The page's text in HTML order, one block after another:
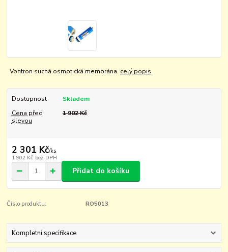
Vontron suchá osmotická membrána. celý popis
Dostupnost
Skladem
Cena před
slevou
1 902 Kč
2 301 Kč/ks
1 902 Kč bez DPH
Přidat do košíku
Číslo produktu: RO5013
Kompletní specifikace